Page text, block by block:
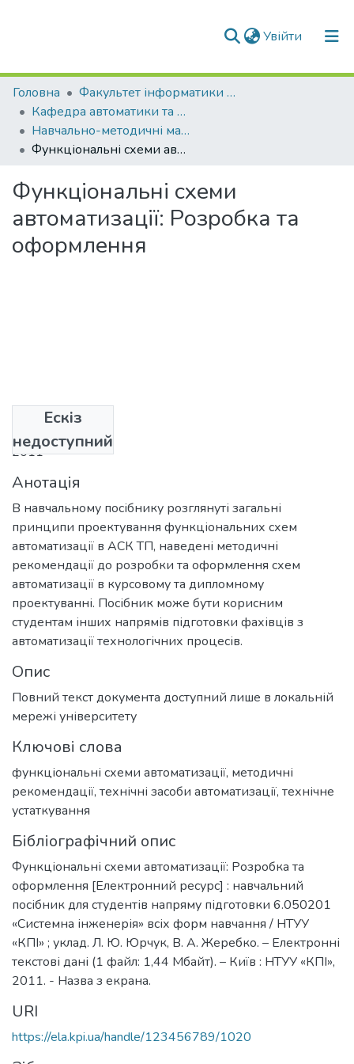
Увійти (current)
Фонди та зібрання
Пошук за критеріями
Статистика
Головна
Факультет інформатики та обчислювальної техніки (ФІОТ)
Кафедра автоматики та управління в технічних системах (АУТС)
Навчально-методичні матеріали (АУТС)
Функціональні схеми автоматизації: Розробка та оформлення
Функціональні схеми
автоматизації: Розробка та
оформлення
Ескіз
недоступний
Дата
2011
Анотація
В навчальному посібнику розглянуті загальні
принципи проектування функціональних схем
автоматизації в АСК ТП, наведені методичні
рекомендації до розробки та оформлення схем
автоматизації в курсовому та дипломному
проектуванні. Посібник може бути корисним
студентам інших напрямів підготовки фахівців з
автоматизації технологічних процесів.
Опис
Повний текст документа доступний лише в локальній
мережі університету
Ключові слова
функціональні схеми автоматизації, методичні
рекомендації, технічні засоби автоматизації, технічне
устаткування
Бібліографічний опис
Функціональні схеми автоматизації: Розробка та
оформлення [Електронний ресурс] : навчальний
посібник для студентів напряму підготовки 6.050201
«Системна інженерія» всіх форм навчання / НТУУ
«КПІ» ; уклад. Л. Ю. Юрчук, В. А. Жеребко. – Електронні
текстові дані (1 файл: 1,44 Мбайт). – Київ : НТУУ «КПІ»,
2011. - Назва з екрана.
URI
https://ela.kpi.ua/handle/123456789/1020